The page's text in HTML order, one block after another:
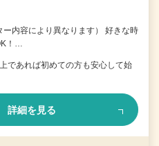
内容により異なります） 好きな時
！…
であれば初めての方も安心して始
詳細を見る